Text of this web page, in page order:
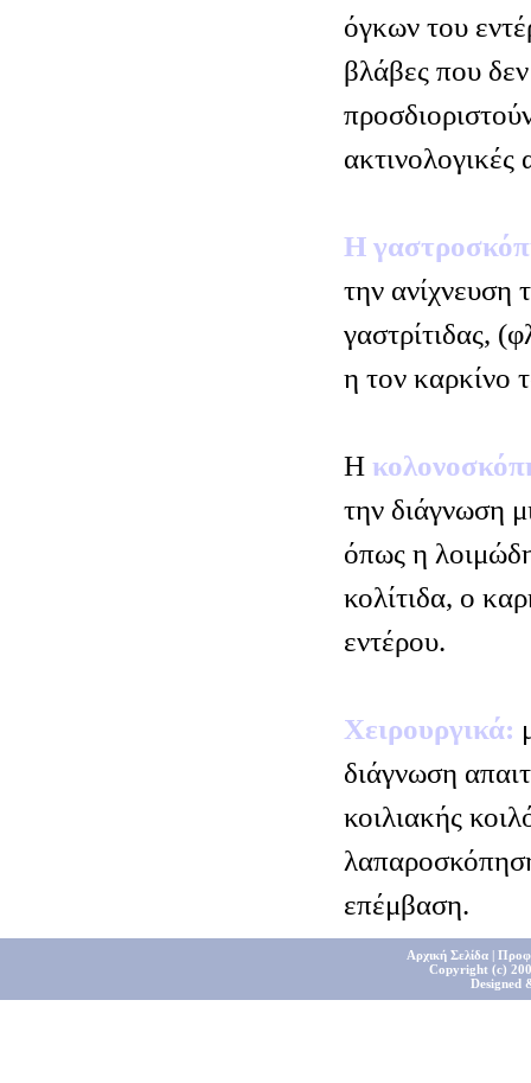
όγκων του
βλάβες που
ακτινολογικές
Η
την ανίχνευση
γαστρίτιδας,
η τον καρκίνο
Η
την διάγνωση
όπως η
κολίτιδα, ο
εντέρου.
Χειρουργικά:
διάγνωση
κοιλιακής
επέμβαση.
Αρχική Σελίδα|
Copyright (c)
Designed